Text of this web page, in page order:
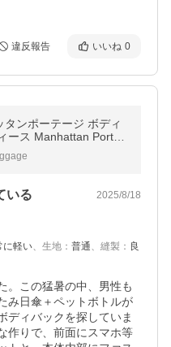
違反報告 いいね 0
タンポーテージ ボディ
ース Manhattan Portag
斜めがけ ナイロン 軽
いる 2025/8/18
に軽い、 生地 ： 普通、 縫製 ： 良
。この猛暑の中、男性も
み日傘＋ペットボトルが
ディバックを探していま
作りで、前面にスマホ等